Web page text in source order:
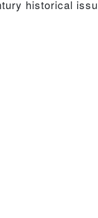
historical